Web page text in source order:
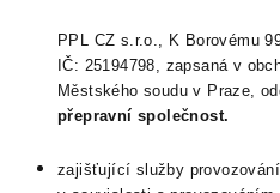
PPL CZ s.r.o., K Borovému
IČ: 25194798, zapsaná v
Městského soudu v Praze,
přepravní společnost.
zajišťující služby